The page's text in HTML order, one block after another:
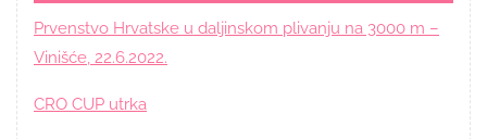
Prvenstvo Hrvatske u daljinskom plivanju na 3000 m –
Vinišće, 22.6.2022.
CRO CUP utrka